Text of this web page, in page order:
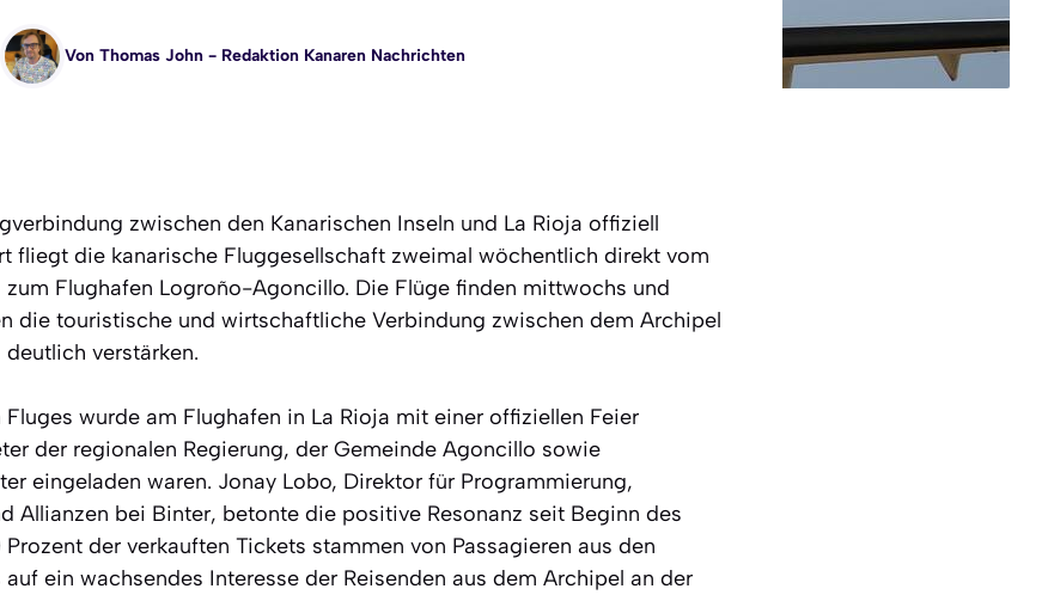
Von Thomas John- Redaktion Kanaren Nachrichten
zwischen den Kanarischen Inseln und La Rioja offiziell
fliegt die kanarische Fluggesellschaft zweimal wöchentlich direkt vom
zum Flughafen Logroño-Agoncillo. Die Flüge finden mittwochs und
die touristische und wirtschaftliche Verbindung zwischen dem Archipel
verstärken.
Fluges wurde am Flughafen in La Rioja mit einer offiziellen Feier
der regionalen Regierung, der Gemeinde Agoncillo sowie
eingeladen waren. Jonay Lobo, Direktor für Programmierung,
Allianzen bei Binter, betonte die positive Resonanz seit Beginn des
der verkauften Tickets stammen von Passagieren aus den
auf ein wachsendes Interesse der Reisenden aus dem Archipel an der